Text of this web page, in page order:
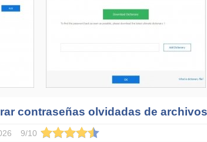
contraseñas olvidadas de
9/10